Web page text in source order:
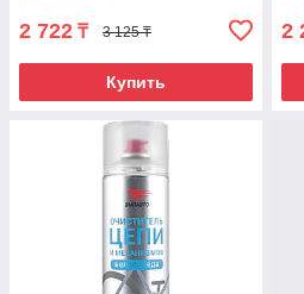
2 722 ₸ 3 125 ₸
Купить
2